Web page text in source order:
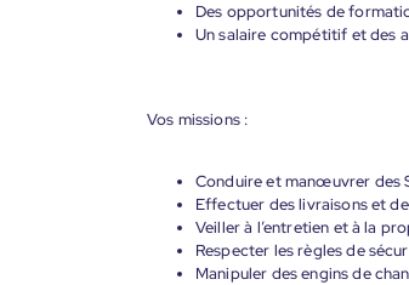
Des opportunités de
Un salaire compétitif et des
Vos missions :
Conduire et manœuvrer des
Effectuer des livraisons et
Veiller à l’entretien et à la
Respecter les règles de
Manipuler des engins de